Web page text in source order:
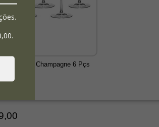
Cristal Liso Champagne 6 Pçs